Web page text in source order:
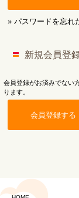
» パスワードを忘れ
新規会員登
会員登録がお済みでない
ります。
会員登録する